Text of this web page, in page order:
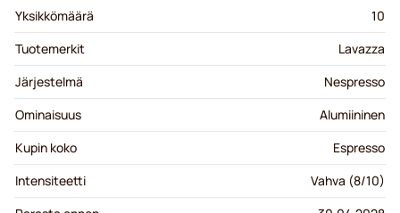
Yksikkömäärä
10
Tuotemerkit
Lavazza
Järjestelmä
Nespresso
Ominaisuus
Alumiininen
Kupin koko
Espresso
Intensiteetti
Vahva (8/10)